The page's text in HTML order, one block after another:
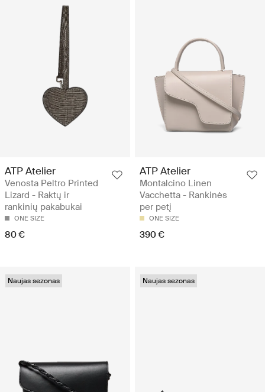
ATP Atelier
Venosta Peltro Printed
Lizard - Raktų ir
rankinių pakabukai
ONE SIZE
80 €
ATP Atelier
Montalcino Linen
Vacchetta - Rankinės
per petį
ONE SIZE
390 €
Naujas sezonas Naujas sezonas